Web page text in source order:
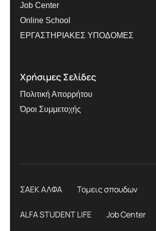
Job Center
Online School
ΕΡΓΑΣΤΗΡΙΑΚΕΣ ΥΠΟΔΟΜΕΣ
Χρήσιμες Σελίδες
Πολιτική Απορρήτου
Όροι Συμμετοχής
ΣΑΕΚ ΑΛΦΑ Τομεις σπουδων
ALFA STUDENT LIFE Job Center